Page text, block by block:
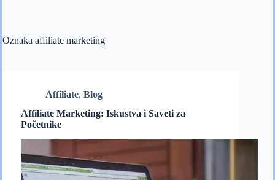
Oznaka affiliate marketing
Affiliate, Blog
Affiliate Marketing: Iskustva i Saveti za
Početnike